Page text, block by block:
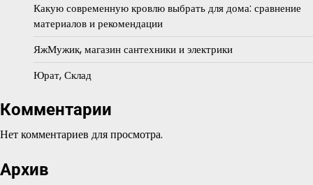
Какую современную кровлю выбрать для дома: сравнение
материалов и рекомендации
ЯжМужик, магазин сантехники и электрики
Юрат, Склад
Комментарии
Нет комментариев для просмотра.
Архив